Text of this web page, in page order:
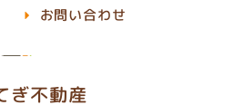
ぎ不動産
お問い合わせ